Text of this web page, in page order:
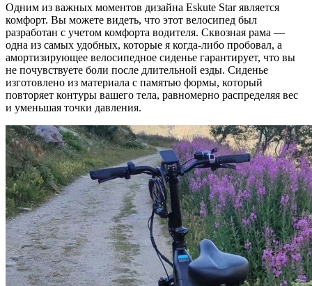
Одним из важных моментов дизайна Eskute Star является
комфорт. Вы можете видеть, что этот велосипед был
разработан с учетом комфорта водителя. Сквозная рама —
одна из самых удобных, которые я когда-либо пробовал, а
амортизирующее велосипедное сиденье гарантирует, что вы
не почувствуете боли после длительной езды. Сиденье
изготовлено из материала с памятью формы, который
повторяет контуры вашего тела, равномерно распределяя вес
и уменьшая точки давления.